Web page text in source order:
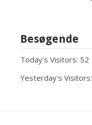
Besøgende
Today's Visitors: 52
Yesterday's Visitors: